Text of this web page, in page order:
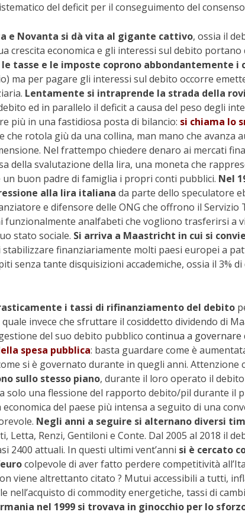
del deficit per il conseguimento del
e Novanta si dà vita al gigante cattivo, ossia il
crescita economica e gli interessi sul debito
le tasse e le imposte coprono abbondantemente i
ma per pagare gli interessi sul debito occorre
Lentamente si intraprende la strada della
ed in parallelo il deficit a causa del peso degli
più in una fastidiosa posta di bilancio: si chiama lo
che rotola giù da una collina, man mano che avanza
Nel frattempo chiedere denaro ai mercati
della svalutazione della lira, una moneta che
buon padre di famiglia i propri conti pubblici. Nel
alla lira italiana da parte dello speculatore
e difensore delle ONG che offrono il Servizio
analfabeti che vogliono trasferirsi a
stato sociale. Si arriva a Maastricht in cui si
stabilizzare finanziariamente molti paesi europei a
senza tante disquisizioni accademiche, ossia il 3%
i tassi di rifinanziamento del debito
invece che sfruttare il cosiddetto dividendo di
del suo debito pubblico continua a governare
spesa pubblica: basta guardare come è
si è governato durante in quegli anni. Attenzione
sullo stesso piano, durante il loro operato il
solo una flessione del rapporto debito/pil durante il
del paese più intensa a seguito di una
Negli anni a seguire si alternano diversi
Letta, Renzi, Gentiloni e Conte. Dal 2005 al 2018 il
2400 attuali. In questi ultimi vent’anni si è cercato
colpevole di aver fatto perdere competitività
viene altrettanto citato ? Mutui accessibili a tutti,
di commodity energetiche, tassi di
nel 1999 si trovava in ginocchio per lo